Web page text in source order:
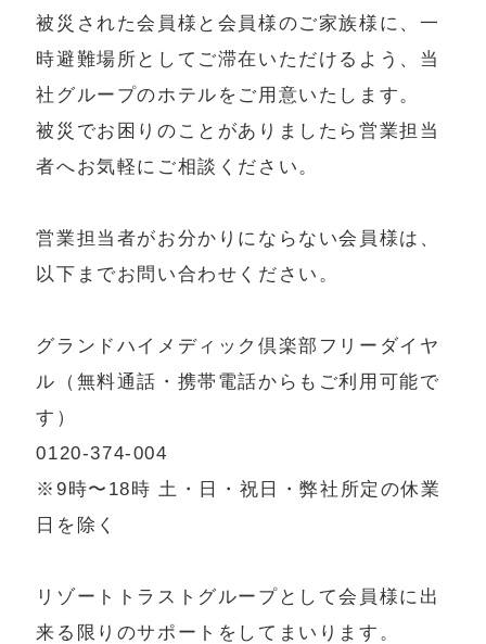
被災された会員様と会員様のご家族様に、一
時避難場所としてご滞在いただけるよう、当
社グループのホテルをご用意いたします。
被災でお困りのことがありましたら営業担当
者へお気軽にご相談ください。
営業担当者がお分かりにならない会員様は、
以下までお問い合わせください。
グランドハイメディック倶楽部フリーダイヤ
ル（無料通話・携帯電話からもご利用可能で
す）
0120-374-004
※9時〜18時 土・日・祝日・弊社所定の休業
日を除く
リゾートトラストグループとして会員様に出
来る限りのサポートをしてまいります。